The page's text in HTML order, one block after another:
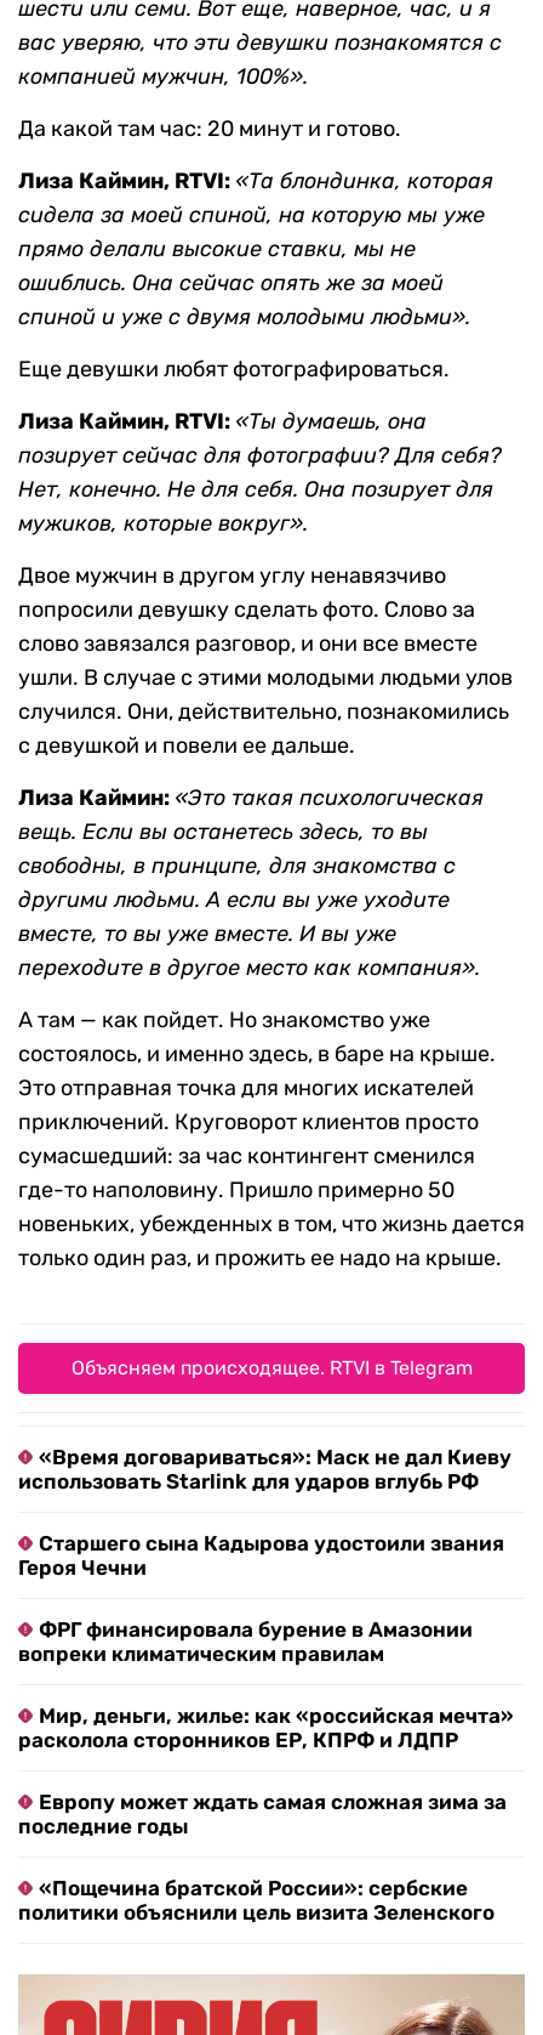
шести или семи. Вот еще, наверное, час, и я
вас уверяю, что эти девушки познакомятся с
компанией мужчин, 100%».
Да какой там час: 20 минут и готово.
Лиза Каймин, RTVI: «Та блондинка, которая
сидела за моей спиной, на которую мы уже
прямо делали высокие ставки, мы не
ошиблись. Она сейчас опять же за моей
спиной и уже с двумя молодыми людьми».
Еще девушки любят фотографироваться.
Лиза Каймин, RTVI: «Ты думаешь, она
позирует сейчас для фотографии? Для себя?
Нет, конечно. Не для себя. Она позирует для
мужиков, которые вокруг».
Двое мужчин в другом углу ненавязчиво
попросили девушку сделать фото. Слово за
слово завязался разговор, и они все вместе
ушли. В случае с этими молодыми людьми улов
случился. Они, действительно, познакомились
с девушкой и повели ее дальше.
Лиза Каймин: «Это такая психологическая
вещь. Если вы останетесь здесь, то вы
свободны, в принципе, для знакомства с
другими людьми. А если вы уже уходите
вместе, то вы уже вместе. И вы уже
переходите в другое место как компания».
А там — как пойдет. Но знакомство уже
состоялось, и именно здесь, в баре на крыше.
Это отправная точка для многих искателей
приключений. Круговорот клиентов просто
сумасшедший: за час контингент сменился
где-то наполовину. Пришло примерно 50
новеньких, убежденных в том, что жизнь дается
только один раз, и прожить ее надо на крыше.
Объясняем происходящее. RTVI в Telegram
«Время договариваться»: Маск не дал Киеву
использовать Starlink для ударов вглубь РФ
Старшего сына Кадырова удостоили звания
Героя Чечни
ФРГ финансировала бурение в Амазонии
вопреки климатическим правилам
Мир, деньги, жилье: как «российская мечта»
расколола сторонников ЕР, КПРФ и ЛДПР
Европу может ждать самая сложная зима за
последние годы
«Пощечина братской России»: сербские
политики объяснили цель визита Зеленского